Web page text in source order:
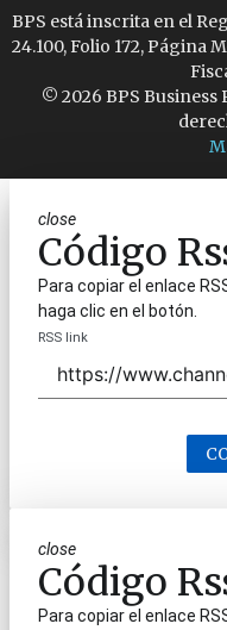
BPS está inscrita en el
24.100, Folio 172, Página
© 2026 BPS Business
close
Código
Para copiar el enlace
haga clic en el botón.
RSS link
close
Código
Para copiar el enlace